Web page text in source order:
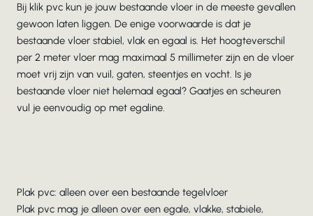
Bij klik pvc kun je jouw bestaande vloer in de meeste gevallen
gewoon laten liggen. De enige voorwaarde is dat je
bestaande vloer stabiel, vlak en egaal is. Het hoogteverschil
per 2 meter vloer mag maximaal 5 millimeter zijn en de vloer
moet vrij zijn van vuil, gaten, steentjes en vocht. Is je
bestaande vloer niet helemaal egaal? Gaatjes en scheuren
vul je eenvoudig op met egaline.
Plak pvc: alleen over een bestaande tegelvloer
Plak pvc mag je alleen over een egale, vlakke, stabiele,